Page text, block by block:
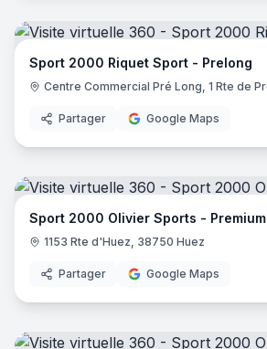
Sport 2000 Riquet Sport - Prelong
Partager Google Maps
Sport 2000 Olivier Sports - Premium
1153 Rte d'Huez, 38750 Huez
Partager Google Maps